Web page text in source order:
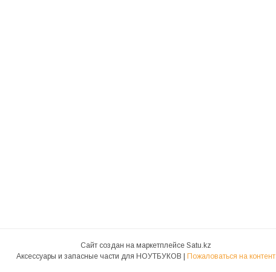
Сайт создан на маркетплейсе Satu.kz
Аксессуары и запасные части для НОУТБУКОВ | Пожаловаться на контент